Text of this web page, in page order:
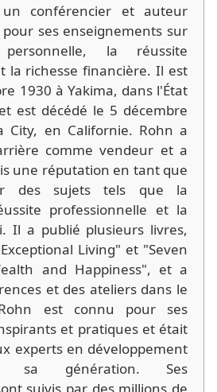
conférencier et auteur
ses enseignements sur
la réussite
la richesse financière. Il est
1930 à Yakima, dans l'État
est décédé le 5 décembre
City, en Californie. Rohn a
comme vendeur et a
une réputation en tant que
des sujets tels que la
professionnelle et la
Il a publié plusieurs livres,
Living" et "Seven
and Happiness", et a
et des ateliers dans le
est connu pour ses
et pratiques et était
experts en développement
sa génération. Ses
suivis par des millions de